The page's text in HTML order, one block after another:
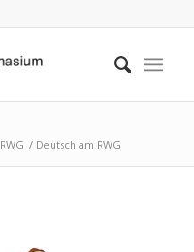
RWG / Deutsch am RWG